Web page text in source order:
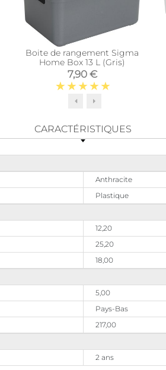
Boite de rangement Sigma
Home Box 13 L (Gris)
7,90 €
CARACTÉRISTIQUES
Anthracite
Plastique
12,20
25,20
18,00
5,00
Pays-Bas
217,00
2 ans